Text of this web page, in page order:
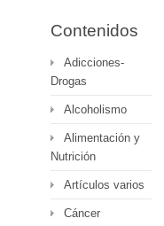
Contenidos
Adicciones-
Drogas
Alcoholismo
Alimentación y
Nutrición
Artículos varios
Cáncer